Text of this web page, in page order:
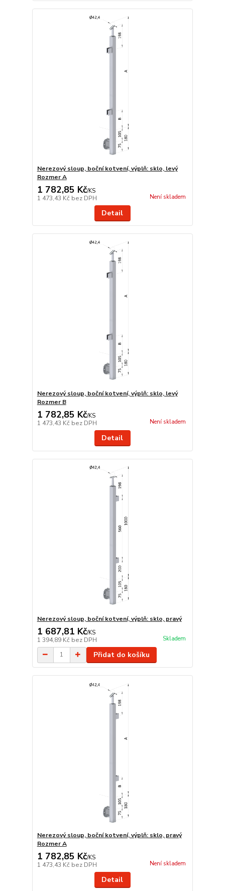
Nerezový sloup, boční kotvení, výplň: sklo, levý
Rozmer A
1 782,85 Kč/KS
1 473,43 Kč bez DPH Není skladem
Detail
Nerezový sloup, boční kotvení, výplň: sklo, levý
Rozmer B
1 782,85 Kč/KS
1 473,43 Kč bez DPH Není skladem
Detail
Nerezový sloup, boční kotvení, výplň: sklo, pravý
1 687,81 Kč/KS
1 394,89 Kč bez DPH Skladem
Přidat do košíku
Nerezový sloup, boční kotvení, výplň: sklo, pravý
Rozmer A
1 782,85 Kč/KS
1 473,43 Kč bez DPH Není skladem
Detail